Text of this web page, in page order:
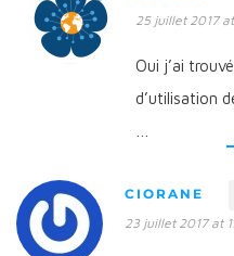
25 juillet 2017
Oui j’ai
d’utilisation
CIORANE
23 juillet 2017 at